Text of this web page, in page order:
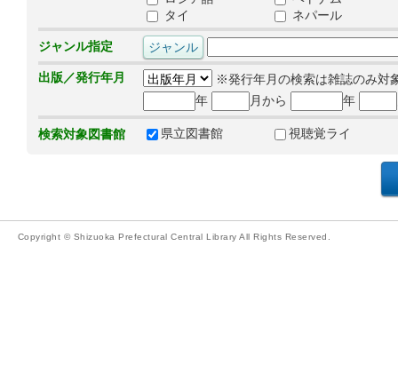
タイ
ネパール
ジャンル指定
出版／発行年月
※発行年月の検索は雑誌のみ対
年
月から 年
検索対象図書館 県立図書館 視聴覚ライ
Copyright © Shizuoka Prefectural Central Library All Rights Reserved.